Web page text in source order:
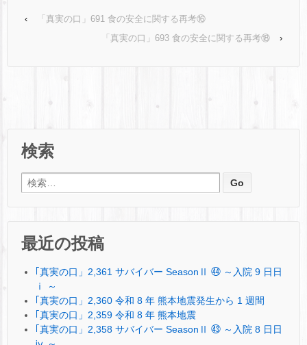
‹
「真実の口」691 食の安全に関する再考⑯
「真実の口」693 食の安全に関する再考⑱
›
検索
検索:
最近の投稿
｢真実の口」2,361 サバイバー SeasonⅡ ㊹ ～入院 9 日日
ⅰ ～
｢真実の口」2,360 令和 8 年 熊本地震発生から 1 週間
｢真実の口」2,359 令和 8 年 熊本地震
｢真実の口」2,358 サバイバー SeasonⅡ ㊸ ～入院 8 日日